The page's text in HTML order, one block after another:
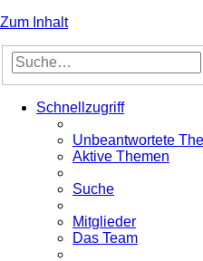
Zum Inhalt
Schnellzugriff
Unbeantwortete
Aktive Themen
Suche
Mitglieder
Das Team